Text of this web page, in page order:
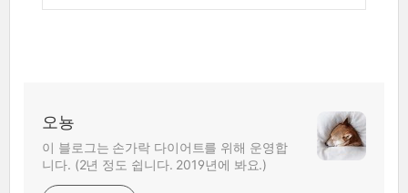
오뇽
이 블로그는 손가락 다이어트를 위해 운영합
니다. (2년 정도 쉽니다. 2019년에 봐요.)